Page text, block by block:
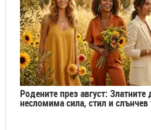
Родените през август: Златните
несломима сила, стил и слънчев